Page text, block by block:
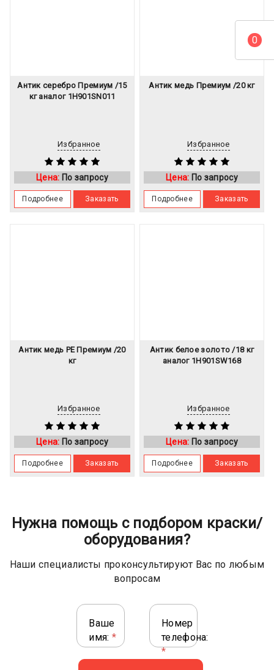
Антик серебро Премиум /15
кг аналог 1H901SN011
Избранное
Цена: По запросу
Подробнее Заказать
Антик медь Премиум /20 кг
Избранное
Цена: По запросу
Подробнее Заказать
Антик медь PE Премиум /20
кг
Избранное
Цена: По запросу
Подробнее Заказать
Антик белое золото /18 кг
аналог 1H901SW168
Избранное
Цена: По запросу
Подробнее Заказать
Нужна помощь с подбором краски/
оборудования?
Наши специалисты проконсультируют Вас по любым
вопросам
Ваше
имя: *
Номер
телефона:
*
0